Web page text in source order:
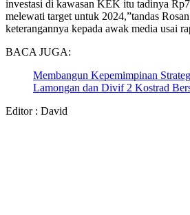
investasi di kawasan KEK itu tadinya
melewati target untuk 2024,”tandas
keterangannya kepada awak media usai
BACA JUGA:
Membangun Kepemimpinan
Lamongan dan Divif 2 Kostrad
Editor : David